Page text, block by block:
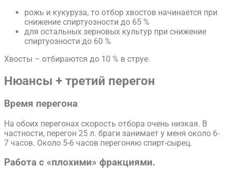
рожь и кукуруза, то отбор хвостов начинается при
снижение спиртуозности до 65 %
для остальных зерновых культур при снижение
спиртуозности до 60 %
Хвосты – отбираются до 10 % в струе.
Нюансы + третий перегон
Время перегона
На обоих перегонах скорость отбора очень низкая. В
частности, перегон 25 л. браги занимает у меня около 6-
7 часов. Около 5-6 часов перегоняю спирт-сырец.
Работа с «плохими» фракциями.